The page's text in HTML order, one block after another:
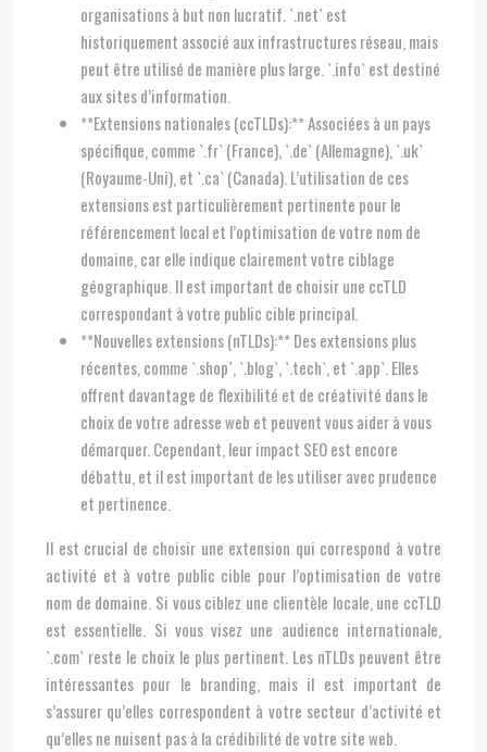
organisations à but non lucratif. `.net` est
historiquement associé aux infrastructures réseau, mais
peut être utilisé de manière plus large. `.info` est destiné
aux sites d’information.
**Extensions nationales (ccTLDs):** Associées à un pays
spécifique, comme `.fr` (France), `.de` (Allemagne), `.uk`
(Royaume-Uni), et `.ca` (Canada). L’utilisation de ces
extensions est particulièrement pertinente pour le
référencement local et l’optimisation de votre nom de
domaine, car elle indique clairement votre ciblage
géographique. Il est important de choisir une ccTLD
correspondant à votre public cible principal.
**Nouvelles extensions (nTLDs):** Des extensions plus
récentes, comme `.shop`, `.blog`, `.tech`, et `.app`. Elles
offrent davantage de flexibilité et de créativité dans le
choix de votre adresse web et peuvent vous aider à vous
démarquer. Cependant, leur impact SEO est encore
débattu, et il est important de les utiliser avec prudence
et pertinence.
Il est crucial de choisir une extension qui correspond à votre
activité et à votre public cible pour l’optimisation de votre
nom de domaine. Si vous ciblez une clientèle locale, une ccTLD
est essentielle. Si vous visez une audience internationale,
`.com` reste le choix le plus pertinent. Les nTLDs peuvent être
intéressantes pour le branding, mais il est important de
s’assurer qu’elles correspondent à votre secteur d’activité et
qu’elles ne nuisent pas à la crédibilité de votre site web.